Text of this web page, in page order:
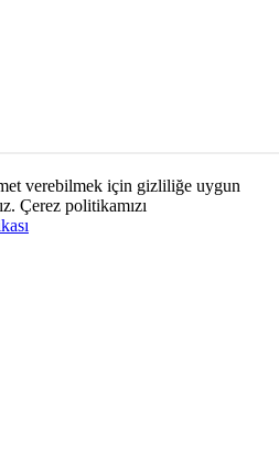
verebilmek için gizliliğe uygun
Çerez politikamızı